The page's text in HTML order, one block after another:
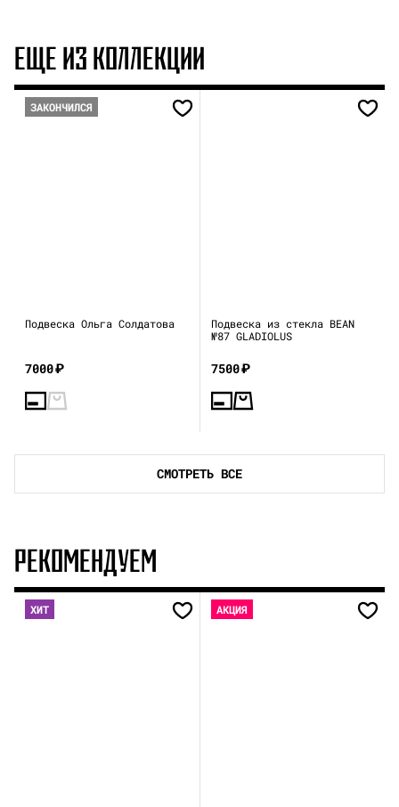
ЕЩЕ ИЗ КОЛЛЕКЦИИ
ЗАКОНЧИЛСЯ
Подвеска Ольга Солдатова
7000₽
Подвеска из стекла BEAN
№87 GLADIOLUS
7500₽
СМОТРЕТЬ ВСЕ
РЕКОМЕНДУЕМ
ХИТ АКЦИЯ